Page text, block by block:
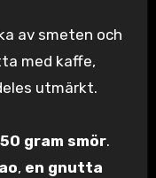
av smeten och
med kaffe,
utmärkt.
gram smör.
, en gnutta